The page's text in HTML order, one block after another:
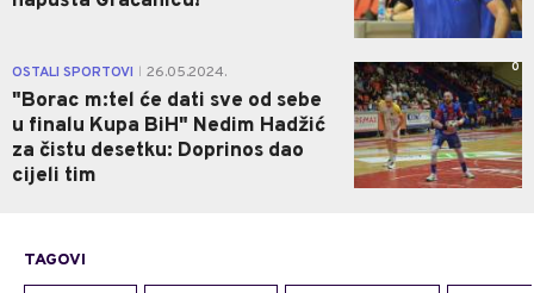
OSTALI SPORTOVI 26.05.2024.
"Borac m:tel će dati sve od sebe
u finalu Kupa BiH" Nedim Hadžić
za čistu desetku: Doprinos dao
cijeli tim
0
TAGOVI